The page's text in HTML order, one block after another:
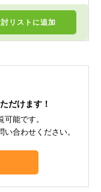
リスト に追加
だけます！
能です。
合わせください。